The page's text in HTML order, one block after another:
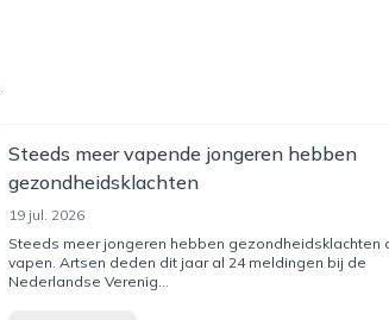
Steeds meer vapende jongeren hebben
gezondheidsklachten
19 jul. 2026
Steeds meer jongeren hebben gezondheidsklachten
vapen. Artsen deden dit jaar al 24 meldingen bij de
Nederlandse Verenig...